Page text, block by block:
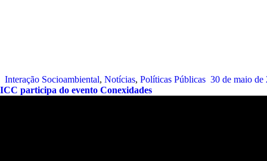
Interação Socioambiental, Notícias, Políticas Públicas 30 de maio de
ICC participa do evento Conexidades